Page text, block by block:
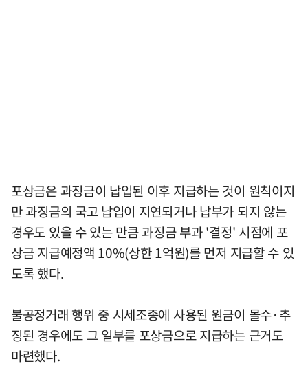
포상금은 과징금이 납입된 이후 지급하는 것이 원칙이지
만 과징금의 국고 납입이 지연되거나 납부가 되지 않는
경우도 있을 수 있는 만큼 과징금 부과 '결정' 시점에 포
상금 지급예정액 10%(상한 1억원)를 먼저 지급할 수 있
도록 했다.
불공정거래 행위 중 시세조종에 사용된 원금이 몰수·추
징된 경우에도 그 일부를 포상금으로 지급하는 근거도
마련했다.